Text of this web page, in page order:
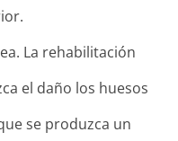
La rehabilitación
el daño los huesos
se produzca un